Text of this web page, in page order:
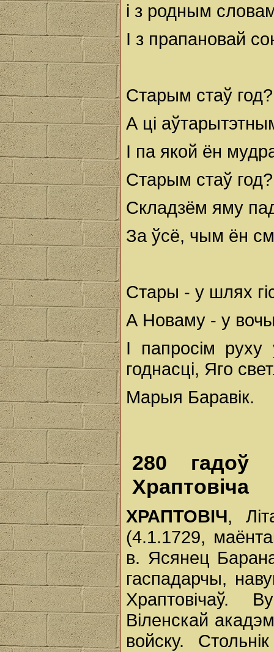
і з родным
I з прапановай
Старым стаў год?
А ці
I па якой ён
Старым стаў год?
Складзём яму
За ўсё, чым ён
Стары - у шлях
А Новаму - у
I папросім
годнасці, Яго
Марыя Баравік.
280 гадоў
Храптовіча
ХРАПТОВІЧ,
(4.1.1729,
в. Ясянец
гаспадарчы,
Храптовічаў.
Віленскай
войску.